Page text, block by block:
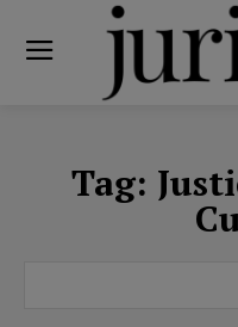
Tag: